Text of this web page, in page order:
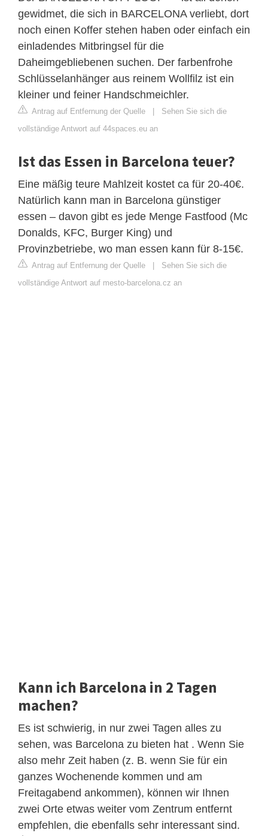
gewidmet, die sich in BARCELONA verliebt, dort
noch einen Koffer stehen haben oder einfach ein
einladendes Mitbringsel für die
Daheimgebliebenen suchen. Der farbenfrohe
Schlüsselanhänger aus reinem Wollfilz ist ein
kleiner und feiner Handschmeichler.
Antrag auf Entfernung der Quelle | Sehen Sie sich die
vollständige Antwort auf 44spaces.eu an
Ist das Essen in Barcelona teuer?
Eine mäßig teure Mahlzeit kostet ca für 20-40€.
Natürlich kann man in Barcelona günstiger
essen – davon gibt es jede Menge Fastfood (Mc
Donalds, KFC, Burger King) und
Provinzbetriebe, wo man essen kann für 8-15€.
Antrag auf Entfernung der Quelle | Sehen Sie sich die
vollständige Antwort auf mesto-barcelona.cz an
Kann ich Barcelona in 2 Tagen
machen?
Es ist schwierig, in nur zwei Tagen alles zu
sehen, was Barcelona zu bieten hat . Wenn Sie
also mehr Zeit haben (z. B. wenn Sie für ein
ganzes Wochenende kommen und am
Freitagabend ankommen), können wir Ihnen
zwei Orte etwas weiter vom Zentrum entfernt
empfehlen, die ebenfalls sehr interessant sind.